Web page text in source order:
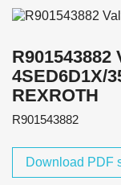
R901543882
4SED6D1X/
REXROTH
R901543882
Download PDF